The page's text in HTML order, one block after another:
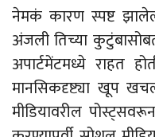
नेमकं कारण स्पष्ट झालेलं
अंजली तिच्या
अपार्टमेंटमध्ये राहत
मानसिकदृष्ट्या खूप
मीडियावरील